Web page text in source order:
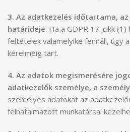
3. Az adatkezelés időtartama,
határideje: Ha a GDPR 17. cikk
feltételek valamelyike fennáll, úgy
kérelméig tart.
4. Az adatok megismerésére
adatkezelők személye, a
személyes adatokat az
felhatalmazott munkatársai